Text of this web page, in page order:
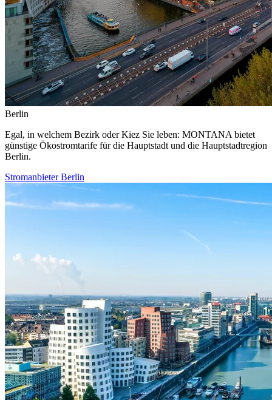
Berlin
Egal, in welchem Bezirk oder Kiez Sie leben: MONTANA bietet
günstige Ökostromtarife für die Hauptstadt und die Hauptstadtregion
Berlin.
Stromanbieter Berlin